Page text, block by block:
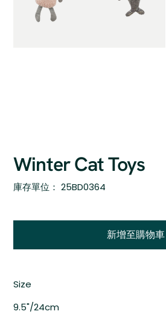
Winter Cat Toys
庫存單位：
SKU
25BD0364
25BD0364
新增至購物車
Size
9.5"/24cm